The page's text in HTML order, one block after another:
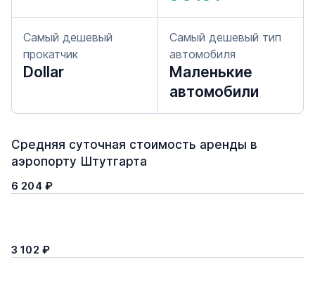
Самый дешевый
прокатчик
Dollar
Самый дешевый тип
автомобиля
Маленькие
автомобили
Средняя суточная стоимость аренды в
аэропорту Штутгарта
6 204 ₽
3 102 ₽